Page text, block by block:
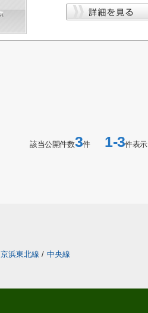
該当公開件数3件1-3件表示
京浜東北線 / 中央線